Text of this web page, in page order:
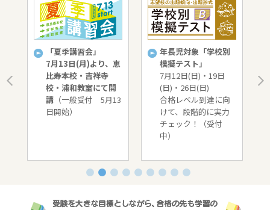
「夏季講習会」
7月13日(月)より、恵
比寿本校・吉祥寺
校・浦和教室にて開
講 （一般受付 5月13
日開始）
年長児対象「学校別
模擬テスト」
7月12日(日)・19日
(日)・26日(日)
合格レベル到達に向
けて、段階的に実力
チェック！（受付
中）